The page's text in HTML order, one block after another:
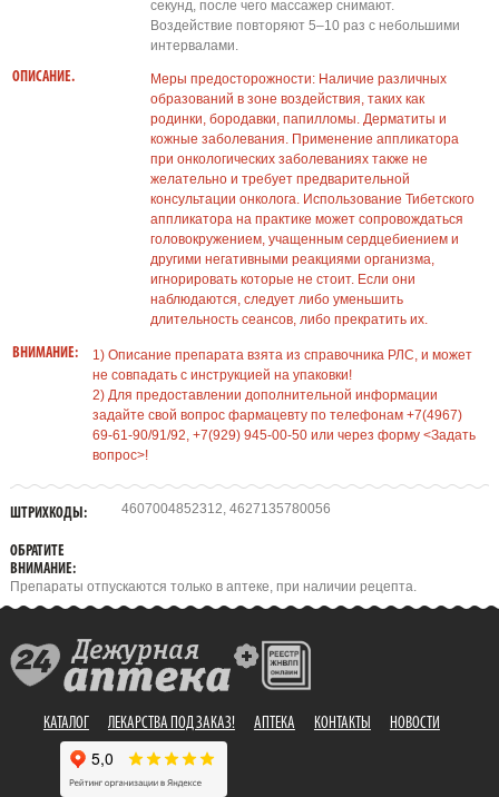
секунд, после чего массажер снимают.
Воздействие повторяют 5–10 раз с небольшими
интервалами.
ОПИСАНИЕ.
Меры предосторожности: Наличие различных
образований в зоне воздействия, таких как
родинки, бородавки, папилломы. Дерматиты и
кожные заболевания. Применение аппликатора
при онкологических заболеваниях также не
желательно и требует предварительной
консультации онколога. Использование Тибетского
аппликатора на практике может сопровождаться
головокружением, учащенным сердцебиением и
другими негативными реакциями организма,
игнорировать которые не стоит. Если они
наблюдаются, следует либо уменьшить
длительность сеансов, либо прекратить их.
ВНИМАНИЕ:
1) Описание препарата взята из справочника РЛС, и может
не совпадать с инструкцией на упаковки!
2) Для предоставлении дополнительной информации
задайте свой вопрос фармацевту по телефонам +7(4967)
69-61-90/91/92, +7(929) 945-00-50 или через форму <Задать
вопрос>!
ШТРИХКОДЫ: 4607004852312, 4627135780056
ОБРАТИТЕ
ВНИМАНИЕ:
Препараты отпускаются только в аптеке, при наличии рецепта.
КАТАЛОГ ЛЕКАРСТВА ПОД ЗАКАЗ! АПТЕКА КОНТАКТЫ НОВОСТИ